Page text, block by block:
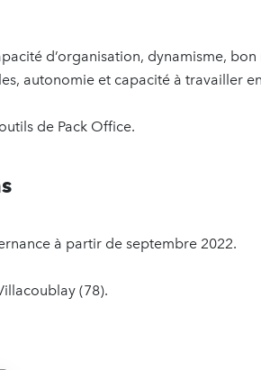
d’organisation, dynamisme,
autonomie et capacité à travailler
de Pack Office.
à partir de septembre 2022.
(78).